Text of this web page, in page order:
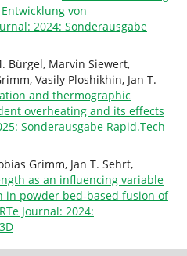
von
2024: Sonderausgabe
Bürgel, Marvin Siewert,
Vasily Ploshikhin, Jan T.
and thermographic
overheating and its effects
Sonderausgabe Rapid.Tech
Grimm, Jan T. Sehrt,
as an influencing variable
in powder bed-based fusion of
RTe Journal: 2024: